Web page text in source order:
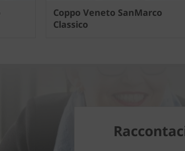
Coppo Veneto SanMarco
Classico